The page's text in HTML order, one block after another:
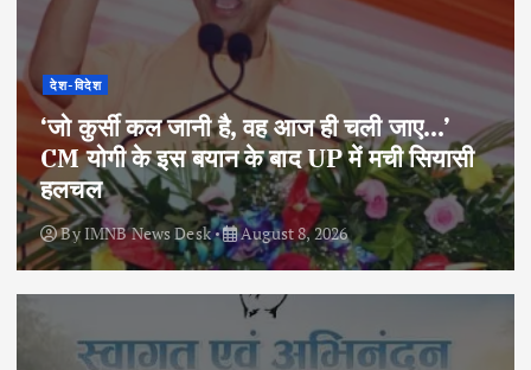
देश-विदेश
‘जो कुर्सी कल जानी है, वह आज ही चली जाए…’
CM योगी के इस बयान के बाद UP में मची सियासी
हलचल
ByIMNB News Desk August 8, 2026